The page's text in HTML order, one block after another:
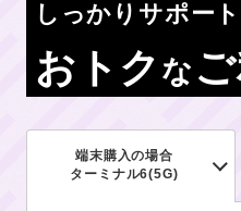
しっかりサポー
おトク な
端末購入の場合
ターミナル6(5G)